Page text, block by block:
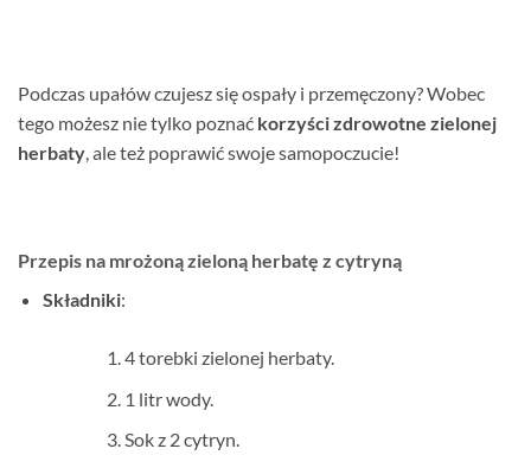
Podczas upałów czujesz się ospały i przemęczony? Wobec
tego możesz nie tylko poznać korzyści zdrowotne zielonej
herbaty , ale też poprawić swoje samopoczucie!
Przepis na mrożoną zieloną herbatę z cytryną
Składniki:
4 torebki zielonej herbaty.
1 litr wody.
Sok z 2 cytryn.